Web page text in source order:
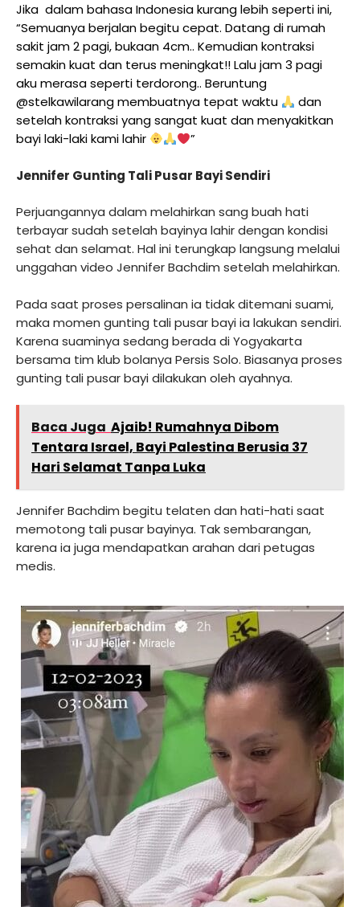
Jika dalam bahasa Indonesia kurang lebih seperti ini,
“Semuanya berjalan begitu cepat. Datang di rumah
sakit jam 2 pagi, bukaan 4cm.. Kemudian kontraksi
semakin kuat dan terus meningkat!! Lalu jam 3 pagi
aku merasa seperti terdorong.. Beruntung
@stelkawilarang membuatnya tepat waktu
dan
setelah kontraksi yang sangat kuat dan menyakitkan
bayi laki-laki kami lahir
”
Jennifer Gunting Tali Pusar Bayi Sendiri
Perjuangannya dalam melahirkan sang buah hati
terbayar sudah setelah bayinya lahir dengan kondisi
sehat dan selamat. Hal ini terungkap langsung melalui
unggahan video Jennifer Bachdim setelah melahirkan.
Pada saat proses persalinan ia tidak ditemani suami,
maka momen gunting tali pusar bayi ia lakukan sendiri.
Karena suaminya sedang berada di Yogyakarta
bersama tim klub bolanya Persis Solo. Biasanya proses
gunting tali pusar bayi dilakukan oleh ayahnya.
Baca Juga Ajaib! Rumahnya Dibom
Tentara Israel, Bayi Palestina Berusia 37
Hari Selamat Tanpa Luka
Jennifer Bachdim begitu telaten dan hati-hati saat
memotong tali pusar bayinya. Tak sembarangan,
karena ia juga mendapatkan arahan dari petugas
medis.